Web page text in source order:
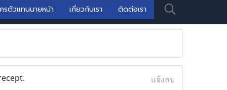
รตัวแทนนายหน้า เกี่ยวกับเรา ติดต่อเรา
แจ้งลบ